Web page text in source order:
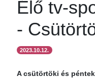
Élő tv-
-
2023.10.12.
A csütörtöki és